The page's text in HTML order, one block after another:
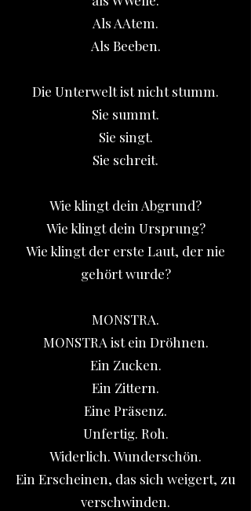
Als AAtem.
Als Beeben.
Die Unterwelt ist nicht stumm.
Sie summt.
Sie singt.
Sie schreit.
Wie klingt dein Abgrund?
Wie klingt dein Ursprung?
Wie klingt der erste Laut, der nie
gehört wurde?
MONSTRA.
MONSTRA ist ein Dröhnen.
Ein Zucken.
Ein Zittern.
Eine Präsenz.
Unfertig. Roh.
Widerlich. Wunderschön.
Ein Erscheinen, das sich weigert, zu
verschwinden.